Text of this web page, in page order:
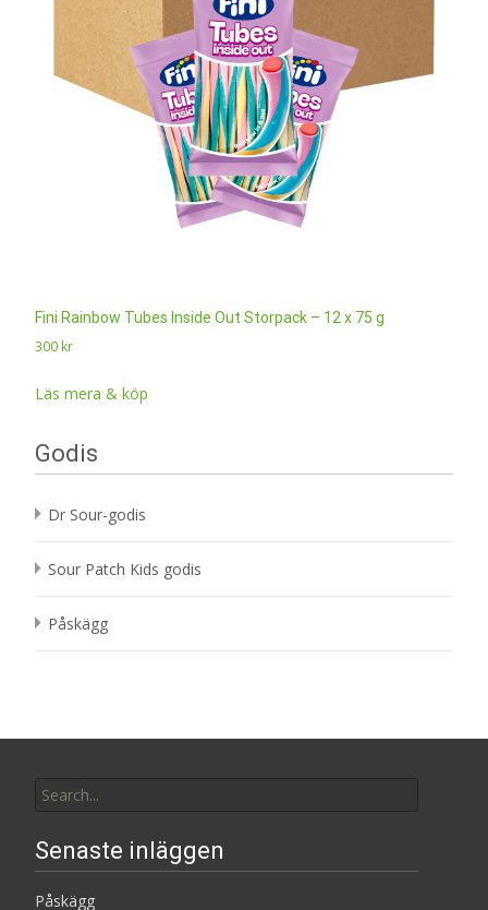
Fini Rainbow Tubes Inside Out Storpack – 12 x 75 g
300 kr
Läs mera & köp
Godis
Dr Sour-godis
Sour Patch Kids godis
Påskägg
for:
Senaste inläggen
Påskägg